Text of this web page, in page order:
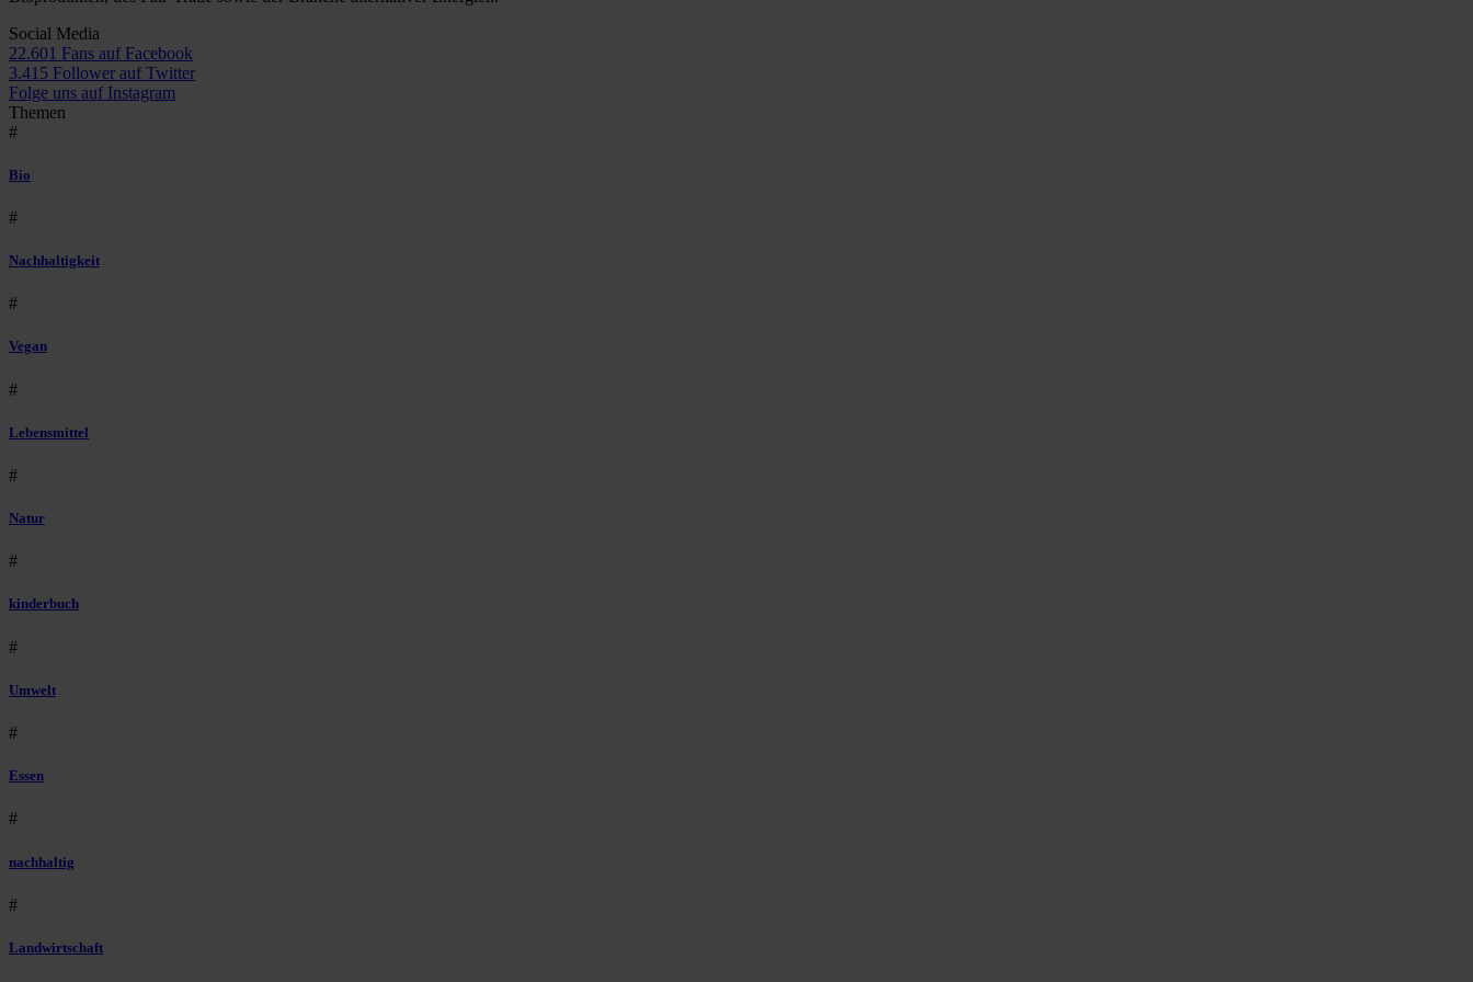
Social Media
22.601 Fans auf Facebook
3.415 Follower auf Twitter
Folge uns auf Instagram
Themen
#
Bio
#
Nachhaltigkeit
#
Vegan
#
Lebensmittel
#
Natur
#
kinderbuch
#
Umwelt
#
Essen
#
nachhaltig
#
Landwirtschaft